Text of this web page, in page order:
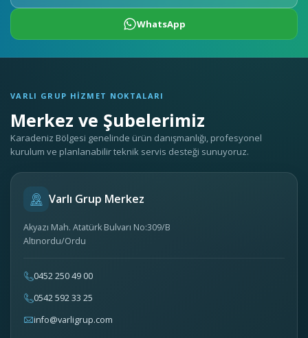
WhatsApp
VARLI GRUP HIZMET NOKTALARI
Merkez ve Şubelerimiz
Karadeniz Bölgesi genelinde ürün danışmanlığı, profesyonel
kurulum ve planlanabilir teknik servis desteği sunuyoruz.
Varlı Grup Merkez
Akyazı Mah. Atatürk Bulvarı No:309/B
Altınordu/Ordu
0452 250 49 00
0542 592 33 25
info@varligrup.com